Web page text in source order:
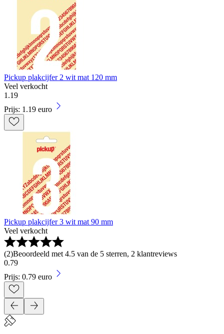
Pickup plakcijfer 2 wit mat 120 mm
Veel verkocht
1 .19
Prijs: 1.19 euro
Pickup plakcijfer 3 wit mat 90 mm
Veel verkocht
(2)Beoordeeld met 4.5 van de 5 sterren, 2 klantreviews
0.79
Prijs: 0.79 euro